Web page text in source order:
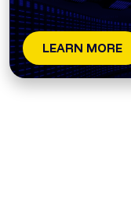
LEARN MORE